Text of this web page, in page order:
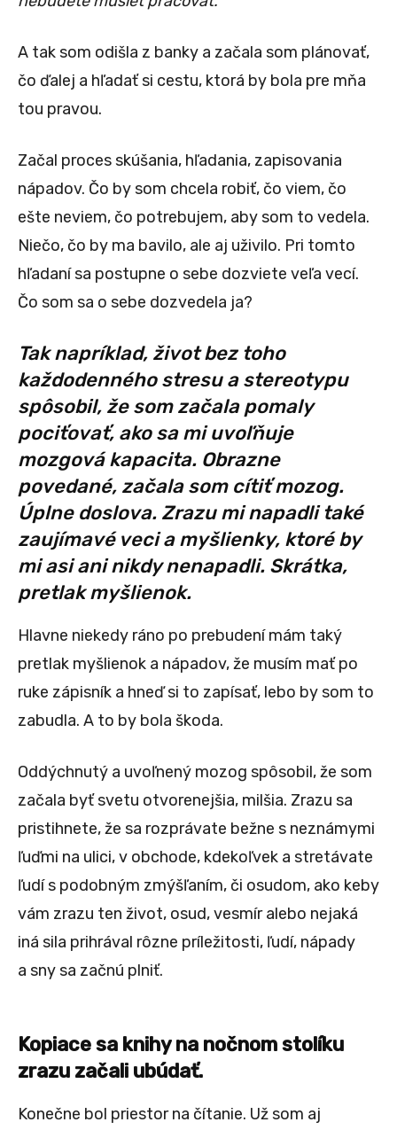
A tak som odišla z banky a začala som plánovať,
čo ďalej a hľadať si cestu, ktorá by bola pre mňa
tou pravou.
Začal proces skúšania, hľadania, zapisovania
nápadov. Čo by som chcela robiť, čo viem, čo
ešte neviem, čo potrebujem, aby som to vedela.
Niečo, čo by ma bavilo, ale aj uživilo. Pri tomto
hľadaní sa postupne o sebe dozviete veľa vecí.
Čo som sa o sebe dozvedela ja?
Tak napríklad, život bez toho
každodenného stresu a stereotypu
spôsobil, že som začala pomaly
pociťovať, ako sa mi uvoľňuje
mozgová kapacita. Obrazne
povedané, začala som cítiť mozog.
Úplne doslova. Zrazu mi napadli také
zaujímavé veci a myšlienky, ktoré by
mi asi ani nikdy nenapadli. Skrátka,
pretlak myšlienok.
Hlavne niekedy ráno po prebudení mám taký
pretlak myšlienok a nápadov, že musím mať po
ruke zápisník a hneď si to zapísať, lebo by som to
zabudla. A to by bola škoda.
Oddýchnutý a uvoľnený mozog spôsobil, že som
začala byť svetu otvorenejšia, milšia. Zrazu sa
pristihnete, že sa rozprávate bežne s neznámymi
ľuďmi na ulici, v obchode, kdekoľvek a stretávate
ľudí s podobným zmýšľaním, či osudom, ako keby
vám zrazu ten život, osud, vesmír alebo nejaká
iná sila prihrával rôzne príležitosti, ľudí, nápady
a sny sa začnú plniť.
Kopiace sa knihy na nočnom stolíku
zrazu začali ubúdať.
Konečne bol priestor na čítanie. Už som aj